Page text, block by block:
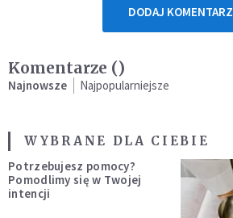
DODAJ KOMENTARZ
Komentarze ()
Najnowsze Najpopularniejsze
WYBRANE DLA CIEBIE
Potrzebujesz pomocy?
Pomodlimy się w Twojej
intencji